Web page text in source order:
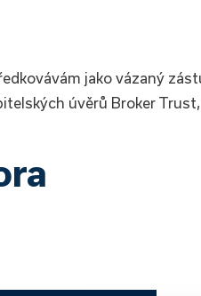
jako vázaný
úvěrů Broker